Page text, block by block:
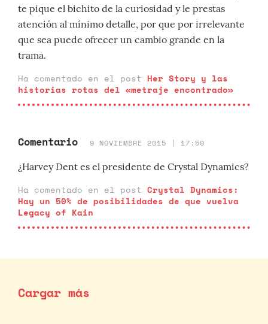
te pique el bichito de la curiosidad y le prestas
atención al mínimo detalle, por que por irrelevante
que sea puede ofrecer un cambio grande en la
trama.
Ha comentado en el post Her Story y las
historias rotas del «metraje encontrado»
Comentario 9 NOVIEMBRE 2015 | 17:50
¿Harvey Dent es el presidente de Crystal Dynamics?
Ha comentado en el post Crystal Dynamics:
Hay un 50% de posibilidades de que vuelva
Legacy of Kain
Cargar más